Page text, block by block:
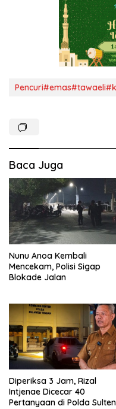
Baca Juga
Nunu Anoa Kembali
Mencekam, Polisi Sigap
Blokade Jalan
Diperiksa 3 Jam, Rizal
Intjenae Dicecar 40
Pertanyaan di Polda